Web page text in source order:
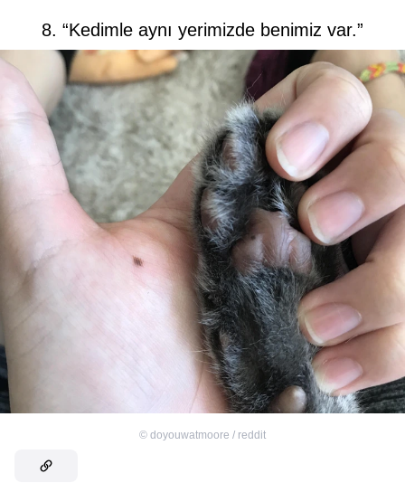
8. “Kedimle aynı yerimizde benimiz var.”
© doyouwatmoore / reddit